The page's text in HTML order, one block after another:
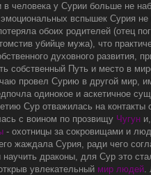
в человека у Сурии больше не
вспышек Сурия не
обоих родителей (отец
убийце мужа), что
духовного развития,
собственный Путь и место в
провел Сурию в другой мир,
одинокое и аскетичное
Сур отважилась на
с воином по прозвищу Чугун
- охотницы за сокровищами и
жаждала Сурия, ради чего
научить драконы, для Сур это
увлекательный мир людей.